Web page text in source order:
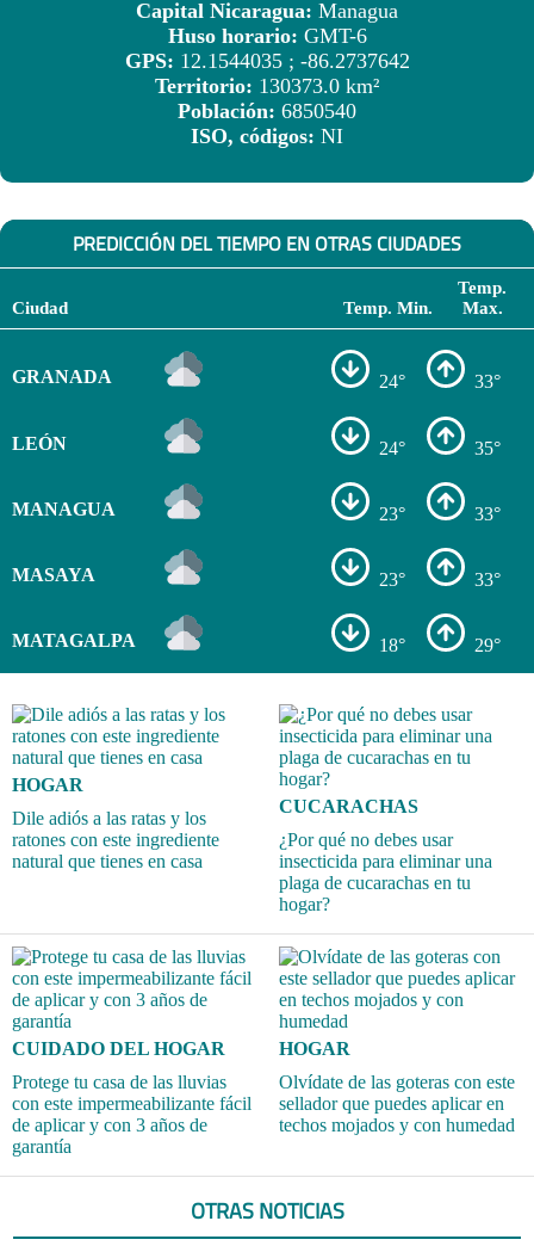
Capital Nicaragua: Managua
Huso horario: GMT-6
GPS: 12.1544035 ; -86.2737642
Territorio: 130373.0 km²
Población: 6850540
ISO, códigos: NI
PREDICCIÓN DEL TIEMPO EN OTRAS CIUDADES
Ciudad Temp. Min.
Temp.
Max.
GRANADA 24° 33°
LEÓN 24° 35°
MANAGUA 23° 33°
MASAYA 23° 33°
MATAGALPA 18° 29°
HOGAR
Dile adiós a las ratas y los
ratones con este ingrediente
natural que tienes en casa
CUCARACHAS
¿Por qué no debes usar
insecticida para eliminar una
plaga de cucarachas en tu
hogar?
CUIDADO DEL HOGAR
Protege tu casa de las lluvias
con este impermeabilizante fácil
de aplicar y con 3 años de
garantía
HOGAR
Olvídate de las goteras con este
sellador que puedes aplicar en
techos mojados y con humedad
OTRAS NOTICIAS